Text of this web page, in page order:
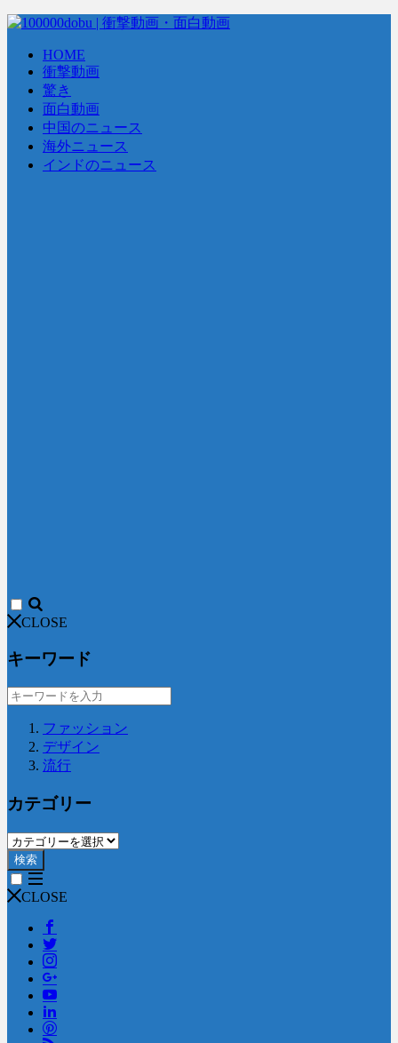
HOME
衝撃動画
驚き
面白動画
中国のニュース
海外ニュース
インドのニュース
CLOSE
キーワード
ファッション
デザイン
流行
カテゴリー
検索
CLOSE